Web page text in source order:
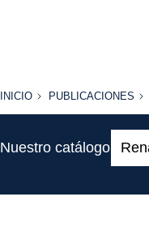
INICIO
INICIO PUBLICACIONES
PUBLICACIONES
Nuestro catálogo